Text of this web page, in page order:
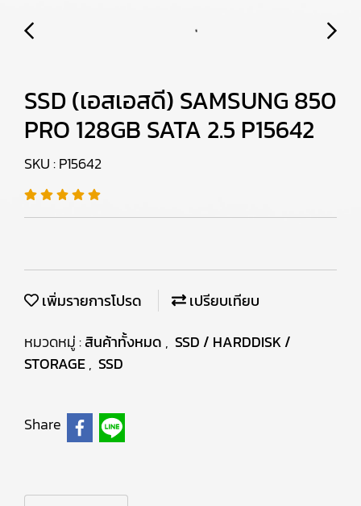
SSD (เอสเอสดี) SAMSUNG 850
PRO 128GB SATA 2.5 P15642
SKU : P15642
เพิ่มรายการโปรด
เปรียบเทียบ
หมวดหมู่ :สินค้าทั้งหมด , SSD / HARDDISK /
STORAGE, SSD
Share